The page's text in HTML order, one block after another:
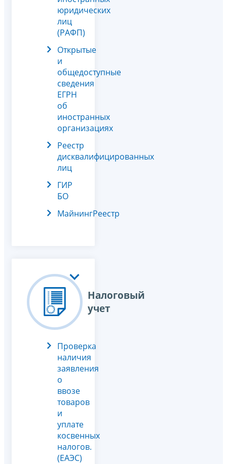
юридических
лиц
(РАФП)
Открытые
и
общедоступные
сведения
ЕГРН
об
иностранных
организациях
Реестр
дисквалифицированных
лиц
ГИР
БО
МайнингРеестр
Налоговый
учет
Проверка
наличия
заявления
о
ввозе
товаров
и
уплате
косвенных
налогов.
(ЕАЭС)